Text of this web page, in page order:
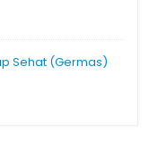
Sehat (Germas)